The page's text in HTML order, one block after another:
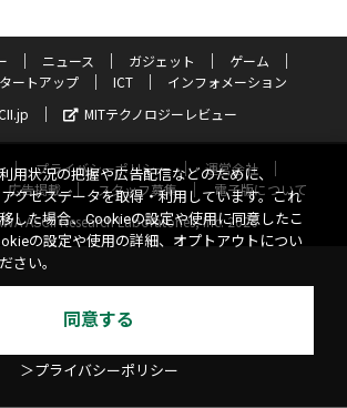
ニュース ガジェット
ゲーム
ートアップ ICT
インフォメーション
MITテクノロジーレビュー
プライバシーポリシー
運営会社
広告掲載 スタッフ募集
電子版について
ASCII Research Laboratories, Inc. 2026
用状況の把握や広告配信などのために、
クセスデータを取得・利用しています。これ
した場合、Cookieの設定や使用に同意したこ
の設定や使用の詳細、オプトアウトについ
さい。
同意する
＞プライバシーポリシー